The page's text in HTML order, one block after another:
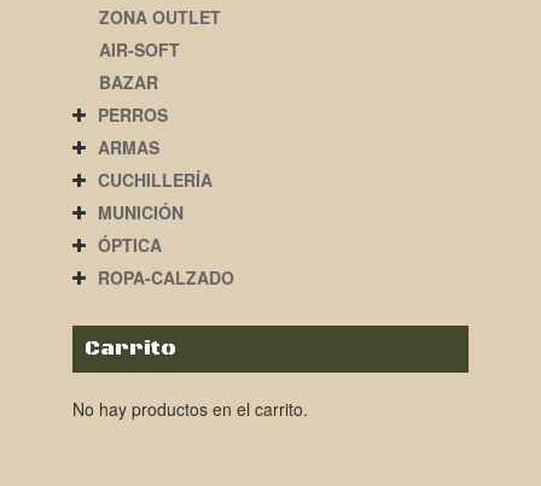
ZONA OUTLET
AIR-SOFT
BAZAR
PERROS
ARMAS
CUCHILLERÍA
MUNICIÓN
ÓPTICA
ROPA-CALZADO
Carrito
No hay productos en el carrito.